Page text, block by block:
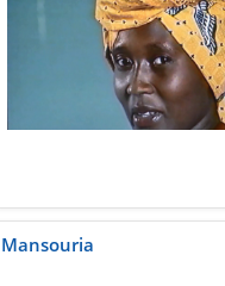
Mansouria